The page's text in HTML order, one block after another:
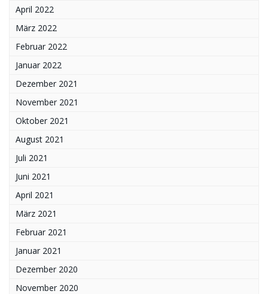
April 2022
März 2022
Februar 2022
Januar 2022
Dezember 2021
November 2021
Oktober 2021
August 2021
Juli 2021
Juni 2021
April 2021
März 2021
Februar 2021
Januar 2021
Dezember 2020
November 2020